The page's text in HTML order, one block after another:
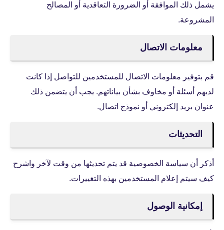
يشمل ذلك الموافقة أو الضرورة التعاقدية أو المصالح
المشروعة.
معلومات الاتصال
قم بتوفير معلومات الاتصال للمستخدمين للتواصل إذا كانت
لديهم أسئلة أو مخاوف بشأن بياناتهم. يجب أن يتضمن ذلك
عنوان بريد إلكتروني أو نموذج اتصال.
التحديثات
أذكر أن سياسة الخصوصية قد يتم تحديثها من وقت لآخر واشرح
كيف سيتم إعلام المستخدمين بهذه التغييرات.
إمكانية الوصول